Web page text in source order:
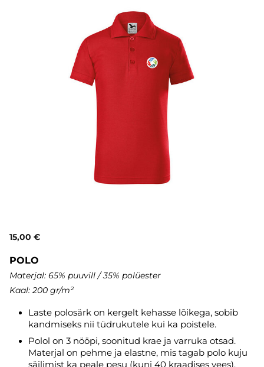
15,00 €
POLO
Materjal: 65% puuvill / 35% polüester
Kaal: 200 gr/m²
Laste polosärk on kergelt kehasse lõikega, sobib
kandmiseks nii tüdrukutele kui ka poistele.
Polol on 3 nööpi, soonitud krae ja varruka otsad.
Materjal on pehme ja elastne, mis tagab polo kuju
säilimist ka peale pesu (kuni 40 kraadises vees).